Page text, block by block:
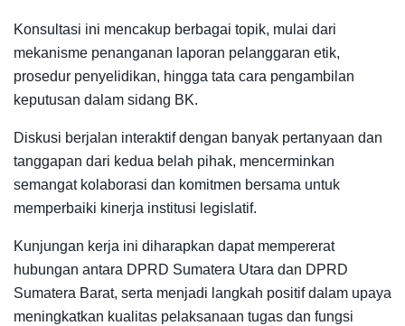
Konsultasi ini mencakup berbagai topik, mulai dari
mekanisme penanganan laporan pelanggaran etik,
prosedur penyelidikan, hingga tata cara pengambilan
keputusan dalam sidang BK.
Diskusi berjalan interaktif dengan banyak pertanyaan dan
tanggapan dari kedua belah pihak, mencerminkan
semangat kolaborasi dan komitmen bersama untuk
memperbaiki kinerja institusi legislatif.
Kunjungan kerja ini diharapkan dapat mempererat
hubungan antara DPRD Sumatera Utara dan DPRD
Sumatera Barat, serta menjadi langkah positif dalam upaya
meningkatkan kualitas pelaksanaan tugas dan fungsi